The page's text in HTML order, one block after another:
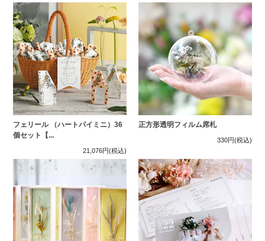
フェリール （ハートパイミニ）36
個セット【...
21,076円(税込)
正方形透明フィルム席札
330円(税込)